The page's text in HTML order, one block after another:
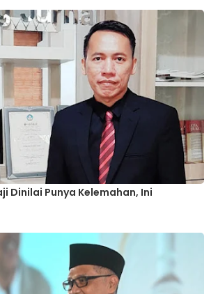
Dinilai Punya Kelemahan, Ini